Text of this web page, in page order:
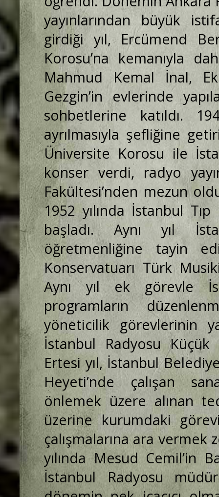
yayınlarından büyük
girdiği yıl, Ercümend
Korosu’na kemanıyla
Mahmud Kemal İnal,
Gezgin’in evlerinde
sohbetlerine katıldı.
ayrılmasıyla şefliğine
Üniversite Korosu ile
konser verdi, radyo
Fakültesi’nden mezun
1952 yılında İstanbul
başladı. Aynı yıl
öğretmenliğine tayin
Konservatuarı Türk
Aynı yıl ek görevle
programların
yöneticilik görevlerinin
İstanbul Radyosu
Ertesi yıl, İstanbul
Heyeti’nde çalışan
önlemek üzere alınan
üzerine kurumdaki
çalışmalarına ara vermek
yılında Mesud Cemil’in
İstanbul Radyosu